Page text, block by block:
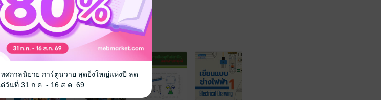
ทศกาลนิยาย การ์ตูนวาย สุดยิ่งใหญ่แห่งปี ลด
วันที่ 31 ก.ค. - 16 ส.ค. 69